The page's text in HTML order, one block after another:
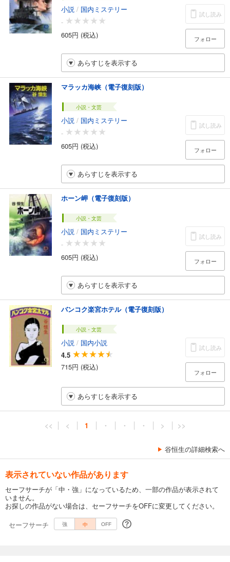
小説 / 国内ミステリー
-
605円 (税込)
試し読み
フォロー
あらすじを表示する
マラッカ海峡（電子復刻版）
小説・文芸
小説 / 国内ミステリー
-
605円 (税込)
試し読み
フォロー
あらすじを表示する
ホーン岬（電子復刻版）
小説・文芸
小説 / 国内ミステリー
-
605円 (税込)
試し読み
フォロー
あらすじを表示する
バンコク楽宮ホテル（電子復刻版）
小説・文芸
小説 / 国内小説
4.5
715円 (税込)
試し読み
フォロー
あらすじを表示する
<< < 1 ・ ・ ・ > >>
谷恒生の詳細検索へ
表示されていない作品があります
セーフサーチが「中・強」になっているため、一部の作品が表示されて
いません。
お探しの作品がない場合は、セーフサーチをOFFに変更してください。
セーフサーチ
強 中 OFF